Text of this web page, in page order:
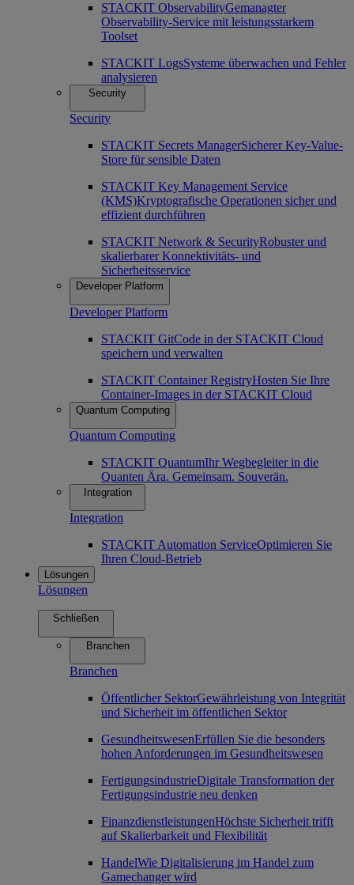
STACKIT ObservabilityGemanagter
Observability-Service mit leistungsstarkem
Toolset
STACKIT LogsSysteme überwachen und Fehler
analysieren
Security
Security
STACKIT Secrets ManagerSicherer Key-Value-
Store für sensible Daten
STACKIT Key Management Service
(KMS)Kryptografische Operationen sicher und
effizient durchführen
STACKIT Network & SecurityRobuster und
skalierbarer Konnektivitäts- und
Sicherheitsservice
Developer Platform
Developer Platform
STACKIT GitCode in der STACKIT Cloud
speichern und verwalten
STACKIT Container RegistryHosten Sie Ihre
Container-Images in der STACKIT Cloud
Quantum Computing
Quantum Computing
STACKIT QuantumIhr Wegbegleiter in die
Quanten Ära. Gemeinsam. Souverän.
Integration
Integration
STACKIT Automation ServiceOptimieren Sie
Ihren Cloud-Betrieb
Lösungen
Lösungen
Schließen
Branchen
Branchen
Öffentlicher SektorGewährleistung von Integrität
und Sicherheit im öffentlichen Sektor
GesundheitswesenErfüllen Sie die besonders
hohen Anforderungen im Gesundheitswesen
FertigungsindustrieDigitale Transformation der
Fertigungsindustrie neu denken
FinanzdienstleistungenHöchste Sicherheit trifft
auf Skalierbarkeit und Flexibilität
HandelWie Digitalisierung im Handel zum
Gamechanger wird